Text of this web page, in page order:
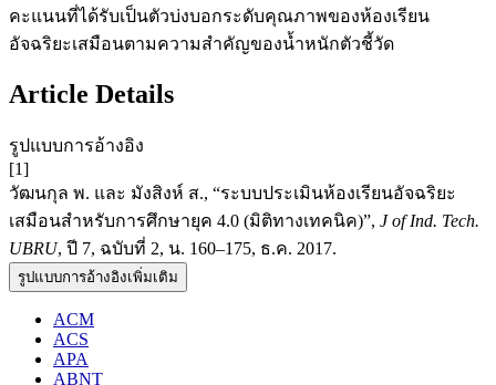
คะแนนที่ได้รับเป็นตัวบ่งบอกระดับคุณภาพของห้องเรียน
อัจฉริยะเสมือนตามความสำคัญของน้ำหนักตัวชี้วัด
Article Details
รูปแบบการอ้างอิง
[1]
วัฒนกุล พ. และ มังสิงห์ ส., “ระบบประเมินห้องเรียนอัจฉริยะ
เสมือนสำหรับการศึกษายุค 4.0 (มิติทางเทคนิค)”, J of Ind. Tech.
UBRU, ปี 7, ฉบับที่ 2, น. 160–175, ธ.ค. 2017.
รูปแบบการอ้างอิงเพิ่มเติม
ACM
ACS
APA
ABNT